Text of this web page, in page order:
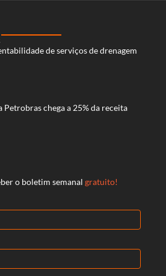
de serviços de drenagem
Petrobras chega a 25% da receita
o boletim semanal gratuito!